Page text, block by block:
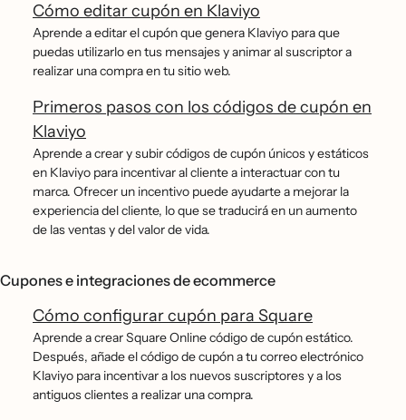
Cómo editar cupón en Klaviyo
Aprende a editar el cupón que genera Klaviyo para que
puedas utilizarlo en tus mensajes y animar al suscriptor a
realizar una compra en tu sitio web.
Primeros pasos con los códigos de cupón en
Klaviyo
Aprende a crear y subir códigos de cupón únicos y estáticos
en Klaviyo para incentivar al cliente a interactuar con tu
marca. Ofrecer un incentivo puede ayudarte a mejorar la
experiencia del cliente, lo que se traducirá en un aumento
de las ventas y del valor de vida.
Cupones e integraciones de ecommerce
Cómo configurar cupón para Square
Aprende a crear Square Online código de cupón estático.
Después, añade el código de cupón a tu correo electrónico
Klaviyo para incentivar a los nuevos suscriptores y a los
antiguos clientes a realizar una compra.